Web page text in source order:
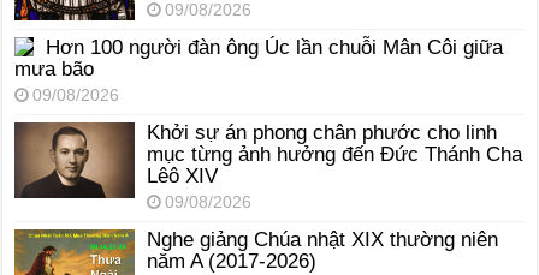
09/08/2026
Hơn 100 người đàn ông Úc lần chuỗi Mân Côi giữa
mưa bão
09/08/2026
Khởi sự án phong chân phước cho linh
mục từng ảnh hưởng đến Đức Thánh Cha
Lêô XIV
09/08/2026
Nghe giảng Chúa nhật XIX thường niên
năm A (2017-2026)